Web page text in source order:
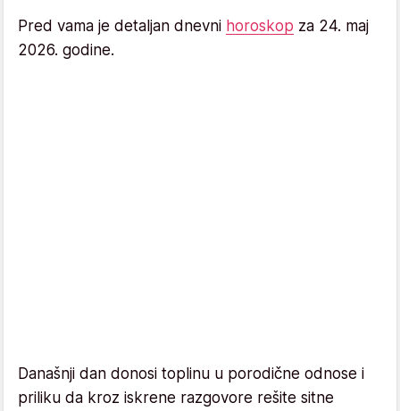
Pred vama je detaljan dnevni horoskop za 24. maj
2026. godine.
Današnji dan donosi toplinu u porodične odnose i
priliku da kroz iskrene razgovore rešite sitne